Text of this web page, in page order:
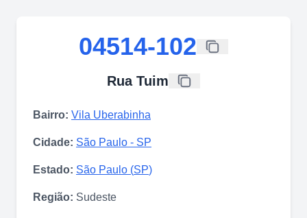
04514-102
Rua Tuim
Bairro: Vila Uberabinha
Cidade: São Paulo - SP
Estado: São Paulo (SP)
Região: Sudeste